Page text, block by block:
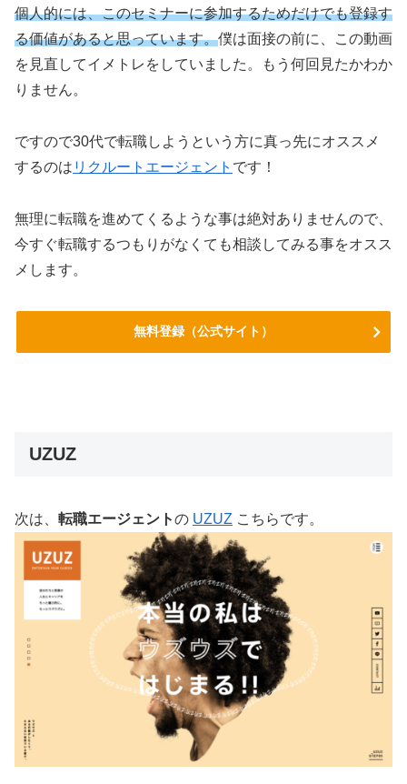
個人的には、このセミナーに参加するためだけでも登録す
る価値があると思っています。僕は面接の前に、この動画
を見直してイメトレをしていました。もう何回見たかわか
りません。
ですので30代で転職しようという方に真っ先にオススメ
するのは リクルートエージェント です！
無理に転職を進めてくるような事は絶対ありませんので、
今すぐ転職するつもりがなくても相談してみる事をオスス
メします。
無料登録（公式サイト）
UZUZ
次は、 転職エージェントの UZUZ こちらです。